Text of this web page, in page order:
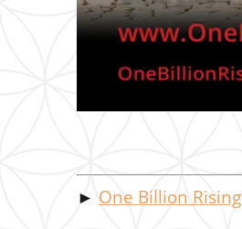
► One Billion Rising